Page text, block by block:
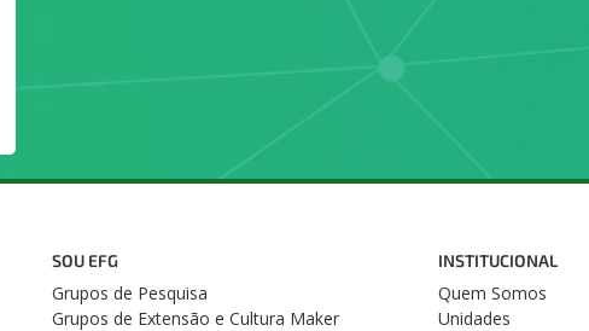
SOU EFG
Grupos de Pesquisa
Grupos de Extensão e Cultura Maker
INSTITUCIONAL
Quem Somos
Unidades